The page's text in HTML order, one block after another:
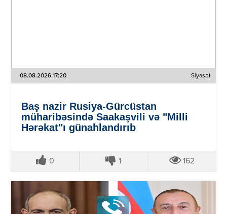
08.08.2026 17:20 Siyasət
Baş nazir Rusiya-Gürcüstan
müharibəsində Saakaşvili və "Milli
Hərəkat"ı günahlandırıb
0 1 162